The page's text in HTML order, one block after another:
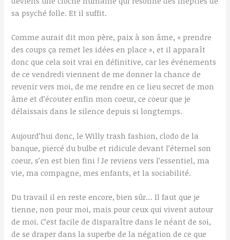
sa psyché folle. Et il suffit.
Comme aurait dit mon père, paix à son âme, « prendre
des coups ça remet les idées en place », et il apparaît
donc que cela soit vrai en définitive, car les événements
de ce vendredi viennent de me donner la chance de
revenir vers moi, de me rendre en ce lieu secret de mon
âme et d’écouter enfin mon coeur, ce coeur que je
délaissais dans le silence depuis si longtemps.
Aujourd’hui donc, le Willy trash fashion, clodo de la
banque, piercé du bulbe et ridicule devant l’éternel son
coeur, s’en est bien fini ! Je reviens vers l’essentiel, ma
vie, ma compagne, mes enfants, et la sociabilité.
Du travail il en reste encore, bien sûr… Il faut que je
tienne, non pour moi, mais pour ceux qui vivent autour
de moi. C’est facile de disparaître dans le néant de soi,
de se draper dans la superbe de la négation de ce que